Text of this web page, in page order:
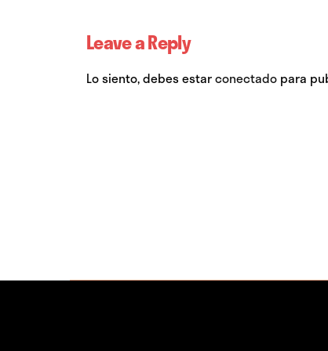
Leave a Reply
Lo siento, debes estarconectado para